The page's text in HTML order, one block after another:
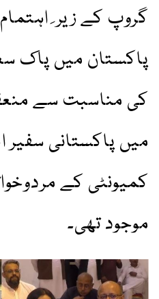
گروپ کے زیر
پاکستان میں پاک
کی مناسبت سے
میں پاکستانی
کمیونٹی کے
موجود تھی۔